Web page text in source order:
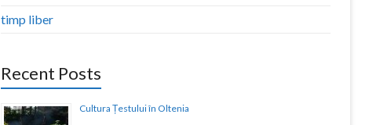
timp liber
Recent Posts
Cultura Țestului în Oltenia